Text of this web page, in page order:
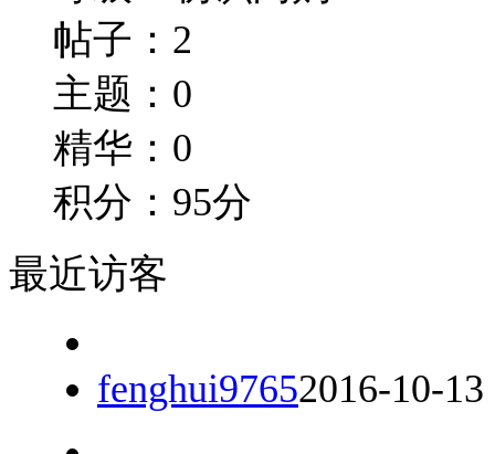
帖子：2
主题：0
精华：0
积分：95分
最近访客
fenghui97652016-10-13